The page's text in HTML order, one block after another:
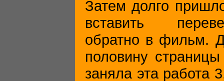
Затем долго
вставить
обратно в фильм.
половину
заняла эта работа